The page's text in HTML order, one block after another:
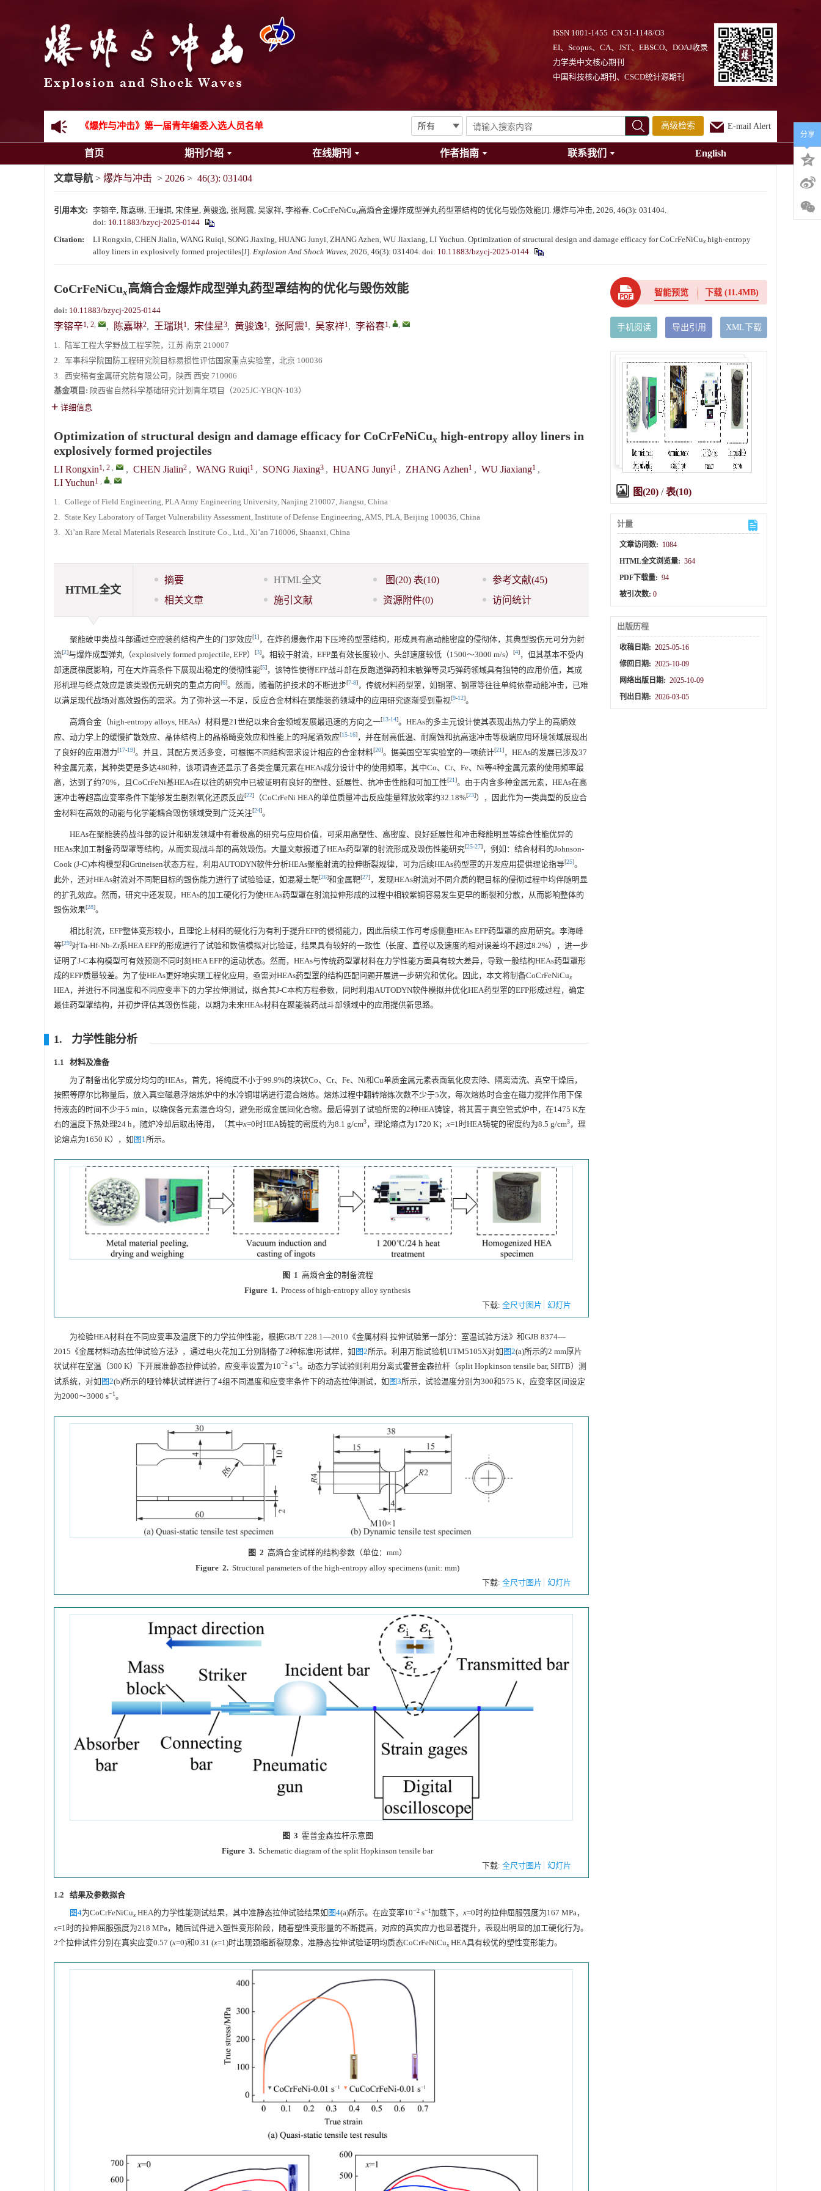
ISSN 1001-1455 CN 51-1148/O3
EI、Scopus、CA、JST、EBSCO、DOAJ收录
力学类中文核心期刊
中国科技核心期刊、CSCD统计源期刊
先进载运装备机械冲击失效与防护专题征稿启事
金属材料动态多尺度断裂专题征稿启事
《爆炸与冲击》第一届青年编委入选人员名单
《爆炸与冲击》向2024年度审稿专家致谢
高级检索 E-mail Alert
首页 期刊介绍 在线期刊 作者指南 联系我们 English
文章导航 > 爆炸与冲击 > 2026 > 46(3): 031404
引用本文: 李镕辛, 陈嘉琳, 王瑞琪, 宋佳星, 黄骏逸, 张阿震, 吴家祥, 李裕春. CoCrFeNiCux高熵合金爆炸成型弹丸药型罩结构的优化与毁伤效能[J]. 爆炸与冲击, 2026, 46(3): 031404.
doi: 10.11883/bzycj-2025-0144
Citation:
LI Rongxin, CHEN Jialin, WANG Ruiqi, SONG Jiaxing, HUANG Junyi, ZHANG Azhen, WU Jiaxiang, LI Yuchun. Optimization of structural design and damage efficacy for CoCrFeNiCuxhigh-entropy
alloy liners in explosively formed projectiles[J]. Explosion And Shock Waves, 2026, 46(3): 031404. doi: 10.11883/bzycj-2025-0144
CoCrFeNiCux高熵合金爆炸成型弹丸药型罩结构的优化与毁伤效能
doi: 10.11883/bzycj-2025-0144
李镕辛1, 2, , 陈嘉琳2, 王瑞琪1, 宋佳星3, 黄骏逸1, 张阿震1, 吴家祥1, 李裕春1, ,
1.
陆军工程大学野战工程学院，江苏 南京 210007
2. 军事科学院国防工程研究院目标易损性评估国家重点实验室，北京 100036
3. 西安稀有金属研究院有限公司，陕西 西安 710006
基金项目: 陕西省自然科学基础研究计划青年项目（2025JC-YBQN-103）
详细信息
Optimization of structural design and damage efficacy for CoCrFeNiCux high-entropy alloy liners in
explosively formed projectiles
LI Rongxin1, 2 , , CHEN Jialin2 , WANG Ruiqi1 , SONG Jiaxing3 , HUANG Junyi1 , ZHANG Azhen1 , WU Jiaxiang1 ,
LI Yuchun1 , ,
1. College of Field Engineering, PLA Army Engineering University, Nanjing 210007, Jiangsu, China
2. State Key Laboratory of Target Vulnerability Assessment, Institute of Defense Engineering, AMS, PLA, Beijing 100036, China
3. Xi’an Rare Metal Materials Research Institute Co., Ltd., Xi’an 710006, Shaanxi, China
HTML全文
摘要 HTML全文 图(20) 表(10) 参考文献(45)
相关文章
施引文献 资源附件(0) 访问统计
聚能破甲类战斗部通过空腔装药结构产生的门罗效应[1]，在炸药爆轰作用下压垮药型罩结构，形成具有高动能密度的侵彻体，其典型毁伤元可分为射
流[2]与爆炸成型弹丸（explosively formed projectile, EFP） [3]。相较于射流，EFP虽有效长度较小、头部速度较低（1500～3000 m/s） [4]，但其基本不受内
部速度梯度影响，可在大炸高条件下展现出稳定的侵彻性能[5]，该特性使得EFP战斗部在反跑道弹药和末敏弹等灵巧弹药领域具有独特的应用价值，其成
形机理与终点效应是该类毁伤元研究的重点方向[6]。然而，随着防护技术的不断进步[7-8]，传统材料药型罩，如铜罩、钢罩等往往单纯依靠动能冲击，已难
以满足现代战场对高效毁伤的需求。为了弥补这一不足，反应合金材料在聚能装药领域中的应用研究逐渐受到重视[9-12]。
高熵合金（high-entropy alloys, HEAs）材料是21世纪以来合金领域发展最迅速的方向之一[13-14]。HEAs的多主元设计使其表现出热力学上的高熵效
应、动力学上的缓慢扩散效应、晶体结构上的晶格畸变效应和性能上的鸡尾酒效应[15-16]，并在耐高低温、耐腐蚀和抗高速冲击等极端应用环境领域展现出
了良好的应用潜力[17-19]。并且，其配方灵活多变，可根据不同结构需求设计相应的合金材料[20]。据美国空军实验室的一项统计[21]，HEAs的发展已涉及37
种金属元素，其种类更是多达480种，该项调查还显示了各类金属元素在HEAs成分设计中的使用频率，其中Co、Cr、Fe、Ni等4种金属元素的使用频率最
高，达到了约70%，且CoCrFeNi基HEAs在以往的研究中已被证明有良好的塑性、延展性、抗冲击性能和可加工性[21]。由于内含多种金属元素，HEAs在高
速冲击等超高应变率条件下能够发生剧烈氧化还原反应[22] （CoCrFeNi HEA的单位质量冲击反应能量释放效率约32.18%[23]），因此作为一类典型的反应合
金材料在高效的动能与化学能耦合毁伤领域受到广泛关注[24]。
HEAs在聚能装药战斗部的设计和研发领域中有着极高的研究与应用价值，可采用高塑性、高密度、良好延展性和冲击释能明显等综合性能优异的
HEAs来加工制备药型罩等结构，从而实现战斗部的高效毁伤。大量文献报道了HEAs药型罩的射流形成及毁伤性能研究[25-27]，例如：结合材料的Johnson-
Cook (J-C)本构模型和Grüneisen状态方程，利用AUTODYN软件分析HEAs聚能射流的拉伸断裂规律，可为后续HEAs药型罩的开发应用提供理论指导[25]。
此外，还对HEAs射流对不同靶目标的毁伤能力进行了试验验证，如混凝土靶[26]和金属靶[27]，发现HEAs射流对不同介质的靶目标的侵彻过程中均伴随明显
的扩孔效应。然而，研究中还发现，HEAs的加工硬化行为使HEAs药型罩在射流拉伸形成的过程中相较紫铜容易发生更早的断裂和分散，从而影响整体的
毁伤效果[28]。
相比射流，EFP整体变形较小，且理论上材料的硬化行为有利于提升EFP的侵彻能力，因此后续工作可考虑侧重HEAs EFP药型罩的应用研究。李海峰
等[29]对Ta-Hf-Nb-Zr系HEA EFP的形成进行了试验和数值模拟对比验证，结果具有较好的一致性（长度、直径以及速度的相对误差均不超过8.2%），进一步
证明了J-C本构模型可有效预测不同时刻HEA EFP的运动状态。然而，HEAs与传统药型罩材料在力学性能方面具有较大差异，导致一般结构HEAs药型罩形
成的EFP质量较差。为了使HEAs更好地实现工程化应用，亟需对HEAs药型罩的结构匹配问题开展进一步研究和优化。因此，本文将制备CoCrFeNiCux
HEA，并进行不同温度和不同应变率下的力学拉伸测试，拟合其J-C本构方程参数，同时利用AUTODYN软件模拟并优化HEA药型罩的EFP形成过程，确定
最佳药型罩结构，并初步评估其毁伤性能，以期为未来HEAs材料在聚能装药战斗部领域中的应用提供新思路。
1. 力学性能分析
1.1 材料及准备
为了制备出化学成分均匀的HEAs，首先，将纯度不小于99.9%的块状Co、Cr、Fe、Ni和Cu单质金属元素表面氧化皮去除、隔离清洗、真空干燥后，
按照等摩尔比称量后，放入真空磁悬浮熔炼炉中的水冷铜坩埚进行混合熔炼。熔炼过程中翻转熔炼次数不少于5次，每次熔炼时合金在磁力搅拌作用下保
持液态的时间不少于5 min，以确保各元素混合均匀，避免形成金属间化合物。最后得到了试验所需的2种HEA铸锭，将其置于真空管式炉中，在1475 K左
右的温度下热处理24 h，随炉冷却后取出待用，（其中x=0时HEA铸锭的密度约为8.1 g/cm3，理论熔点为1720 K； x=1时HEA铸锭的密度约为8.5 g/cm3，理
论熔点为1650 K），如 图1所示。
图 1 高熵合金的制备流程
Figure 1. Process of high-entropy alloy synthesis
下载: 全尺寸图片 幻灯片
为检验HEA材料在不同应变率及温度下的力学拉伸性能，根据GB/T 228.1—2010《金属材料 拉伸试验第一部分：室温试验方法》和GJB 8374—
2015《金属材料动态拉伸试验方法》，通过电火花加工分别制备了2种标准I形试样，如 图2所示。利用万能试验机UTM5105X对如 图2(a)所示的2 mm厚片
状试样在室温（300 K）下开展准静态拉伸试验，应变率设置为10−2 s−1。动态力学试验则利用分离式霍普金森拉杆（split Hopkinson tensile bar, SHTB）测
试系统，对如 图2(b)所示的哑铃棒状试样进行了4组不同温度和应变率条件下的动态拉伸测试，如 图3所示，试验温度分别为300和575 K，应变率区间设定
为2000～3000 s−1。
图 2 高熵合金试样的结构参数（单位：mm）
Figure 2. Structural parameters of the high-entropy alloy specimens (unit: mm)
下载: 全尺寸图片 幻灯片
图 3 霍普金森拉杆示意图
Figure 3. Schematic diagram of the split Hopkinson tensile bar
下载: 全尺寸图片 幻灯片
1.2 结果及参数拟合
图4为CoCrFeNiCuxHEA的力学性能测试结果，其中准静态拉伸试验结果如 图4(a)所示。在应变率10−2 s−1加载下， x=0时的拉伸屈服强度为167 MPa，
x=1时的拉伸屈服强度为218 MPa，随后试件进入塑性变形阶段，随着塑性变形量的不断提高，对应的真实应力也显著提升，表现出明显的加工硬化行为。
2个拉伸试件分别在真实应变0.57 (x=0)和0.31 (x=1)时出现颈缩断裂现象，准静态拉伸试验证明均质态CoCrFeNiCuxHEA具有较优的塑性变形能力。
智能预览 下载(11.4MB)
手机阅读 导出引用 XML下载
图(20) /表(10)
计量
文章访问数: 1084
HTML全文浏览量: 364
PDF下载量: 94
被引次数:0
出版历程
收稿日期: 2025-05-16
修回日期: 2025-10-09
网络出版日期: 2025-10-09
刊出日期: 2026-03-05
分享